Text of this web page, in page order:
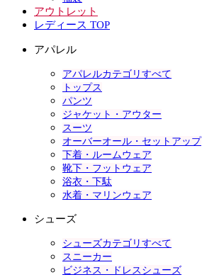
アウトレット
レディース TOP
アパレル
アパレルカテゴリすべて
トップス
パンツ
ジャケット・アウター
スーツ
オーバーオール・セットアップ
下着・ルームウェア
靴下・フットウェア
浴衣・下駄
水着・マリンウェア
シューズ
シューズカテゴリすべて
スニーカー
ビジネス・ドレスシューズ